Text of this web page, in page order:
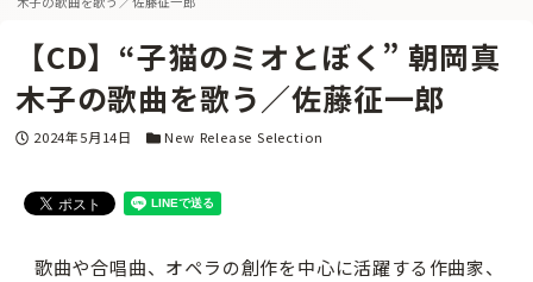
【CD】“子猫のミオとぼく” 朝岡真
木子の歌曲を歌う／佐藤征一郎
投稿日
2024年5月14日 カテゴリー
New Release Selection
歌曲や合唱曲、オペラの創作を中心に活躍する作曲家、